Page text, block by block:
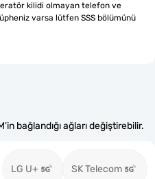
kilidi olmayan telefon ve
varsa lütfen SSS bölümünü
bağlandığı ağları değiştirebilir.
LG U+ SK Telecom